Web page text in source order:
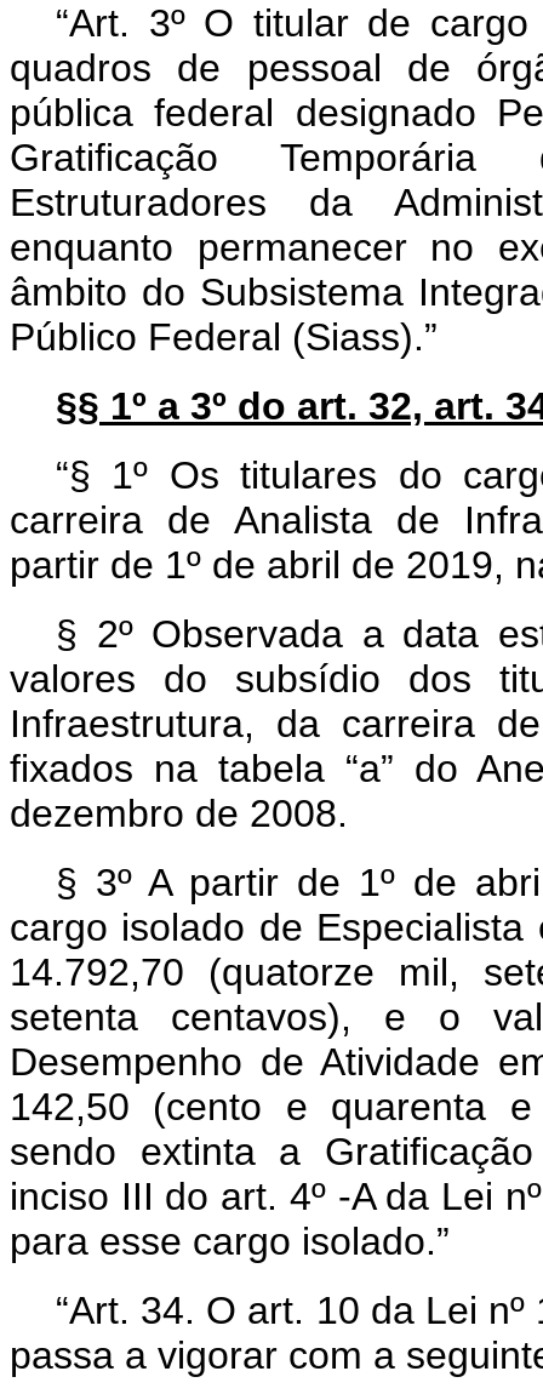
“Art. 3º O titular de
quadros de pessoal de
pública federal designado
Gratificação
Estruturadores da
enquanto permanecer no
âmbito do Subsistema
Público Federal (Siass).”
§§ 1º a 3º do art. 32, art.
“§ 1º Os titulares do
carreira de Analista de
partir de 1º de abril de 2019,
§ 2º Observada a data
valores do subsídio dos
Infraestrutura, da carreira
fixados na tabela “a” do
dezembro de 2008.
§ 3º A partir de 1º de
cargo isolado de
14.792,70 (quatorze mil,
setenta centavos), e o
Desempenho de Atividade
142,50 (cento e quarenta
sendo extinta a
inciso III do art. 4º -A da Lei
para esse cargo isolado.”
“Art. 34. O art. 10 da Lei
passa a vigorar com a